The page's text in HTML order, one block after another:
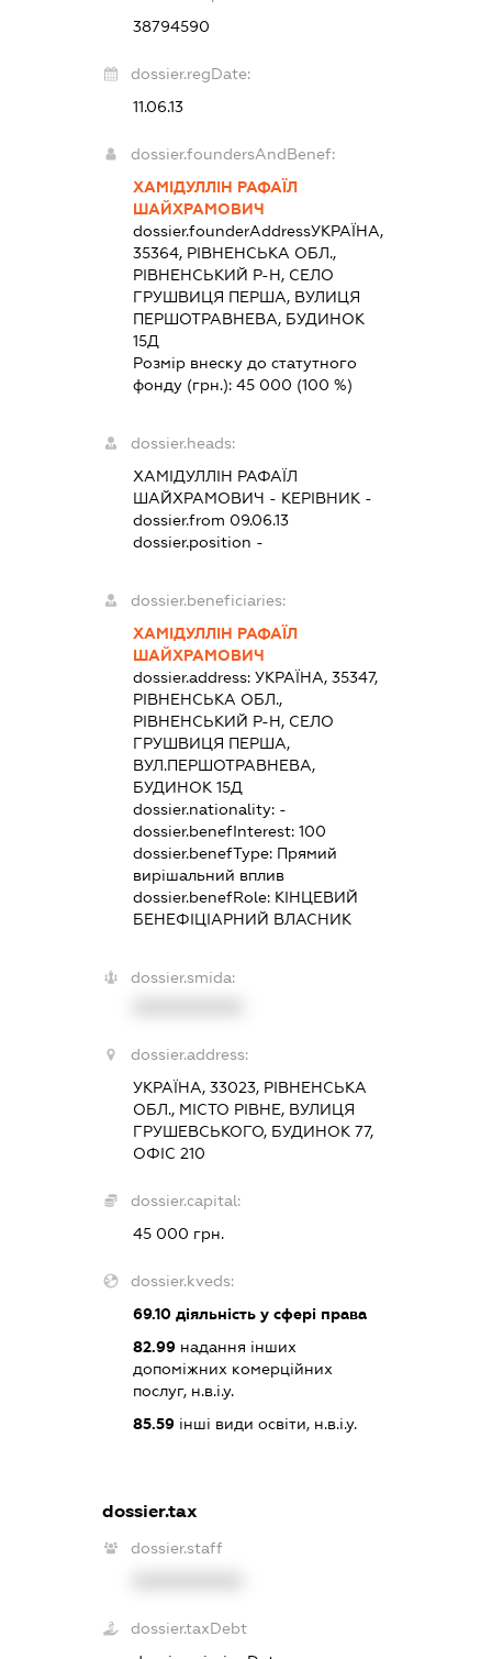
38794590
dossier.regDate:
11.06.13
dossier.foundersAndBenef:
ХАМІДУЛЛІН РАФАЇЛ
ШАЙХРАМОВИЧ
dossier.founderAddressУКРАЇНА,
35364, РІВНЕНСЬКА ОБЛ.,
РІВНЕНСЬКИЙ Р-Н, СЕЛО
ГРУШВИЦЯ ПЕРША, ВУЛИЦЯ
ПЕРШОТРАВНЕВА, БУДИНОК
15Д
Розмір внеску до статутного
фонду (грн.): 45 000 (100 %)
dossier.heads:
ХАМІДУЛЛІН РАФАЇЛ
ШАЙХРАМОВИЧ - КЕРІВНИК -
dossier.from 09.06.13
dossier.position -
dossier.beneficiaries:
ХАМІДУЛЛІН РАФАЇЛ
ШАЙХРАМОВИЧ
dossier.address: УКРАЇНА, 35347,
РІВНЕНСЬКА ОБЛ.,
РІВНЕНСЬКИЙ Р-Н, СЕЛО
ГРУШВИЦЯ ПЕРША,
ВУЛ.ПЕРШОТРАВНЕВА,
БУДИНОК 15Д
dossier.nationality: -
dossier.benefInterest: 100
dossier.benefType: Прямий
вирішальний вплив
dossier.benefRole: КІНЦЕВИЙ
БЕНЕФІЦІАРНИЙ ВЛАСНИК
dossier.smida:
dossier.address:
УКРАЇНА, 33023, РІВНЕНСЬКА
ОБЛ., МІСТО РІВНЕ, ВУЛИЦЯ
ГРУШЕВСЬКОГО, БУДИНОК 77,
ОФІС 210
dossier.capital:
45 000 грн.
dossier.kveds:
69.10діяльність у сфері права
82.99надання інших
допоміжних комерційних
послуг, н.в.і.у.
85.59інші види освіти, н.в.і.у.
dossier.tax
dossier.staff
dossier.taxDebt